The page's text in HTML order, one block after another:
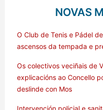
NOVAS
O Club de Tenis e Pádel
ascensos da tempada e
Os colectivos veciñais de
explicacións ao Concello
deslinde con Mos
Intervención policial e